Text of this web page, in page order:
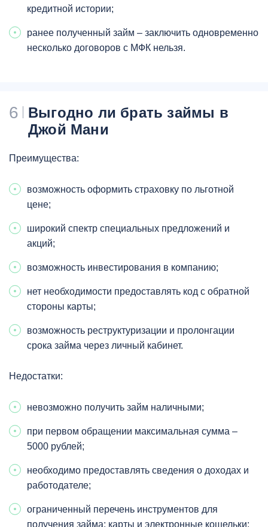
кредитной истории;
ранее полученный займ – заключить одновременно
несколько договоров с МФК нельзя.
6
Выгодно ли брать займы в
Джой Мани
Преимущества:
возможность оформить страховку по льготной
цене;
широкий спектр специальных предложений и
акций;
возможность инвестирования в компанию;
нет необходимости предоставлять код с обратной
стороны карты;
возможность реструктуризации и пролонгации
срока займа через личный кабинет.
Недостатки:
невозможно получить займ наличными;
при первом обращении максимальная сумма –
5000 рублей;
необходимо предоставлять сведения о доходах и
работодателе;
ограниченный перечень инструментов для
получения займа: карты и электронные кошельки;